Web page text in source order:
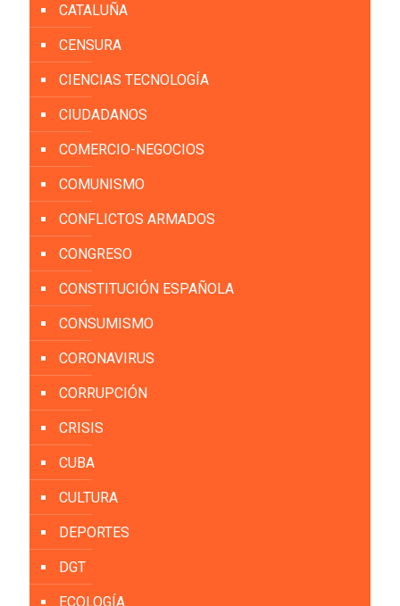
CATALUÑA
CENSURA
CIENCIAS TECNOLOGÍA
CIUDADANOS
COMERCIO-NEGOCIOS
COMUNISMO
CONFLICTOS ARMADOS
CONGRESO
CONSTITUCIÓN ESPAÑOLA
CONSUMISMO
CORONAVIRUS
CORRUPCIÓN
CRISIS
CUBA
CULTURA
DEPORTES
DGT
ECOLOGÍA